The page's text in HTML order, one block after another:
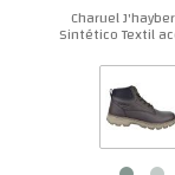
Charuel
Sintético Textil